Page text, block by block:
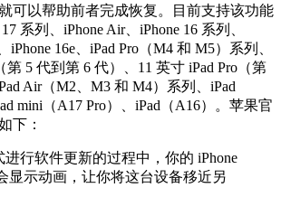
可以帮助前者完成恢复。目前支持该功能
系列、iPhone Air、iPhone 16 系列、
iPhone 16e、iPad Pro（M4 和 M5）系列、
第 5 代到第 6 代）、11 英寸 iPad Pro（第
Air（M2、M3 和 M4）系列、iPad
mini（A17 Pro）、iPad（A16）。苹果官
下：
行软件更新的过程中，你的 iPhone
显示动画，让你将这台设备移近另